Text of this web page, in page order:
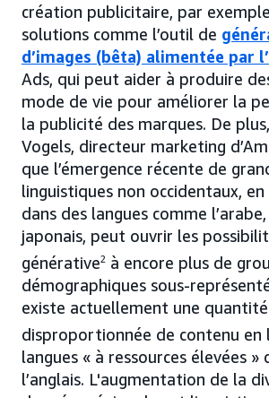
création publicitaire, par
solutions comme l’outil de
d’images (bêta) alimentée par
Ads, qui peut aider à produire
mode de vie pour améliorer la
la publicité des marques. De
Vogels, directeur marketing
que l’émergence récente de
linguistiques non occidentaux,
dans des langues comme
japonais, peut ouvrir les
générative2 à encore plus de
démographiques sous-
existe actuellement une quantité
disproportionnée de contenu en
langues « à ressources élevées »
l’anglais. L'augmentation de la